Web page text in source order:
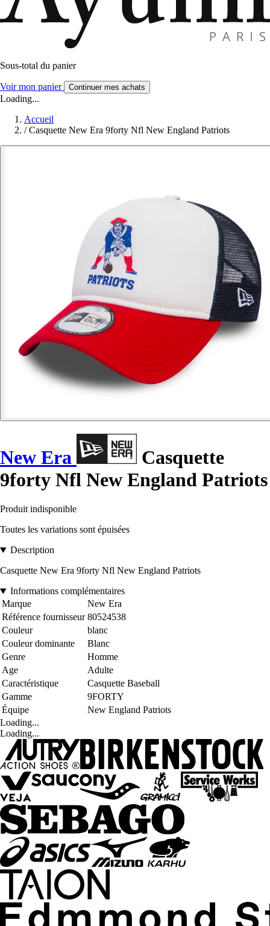
Sous-total du panier
Voir mon panier Continuer mes achats
Loading...
Accueil
/ Casquette New Era 9forty Nfl New England Patriots
New Era
Casquette
9forty Nfl New England Patriots
Produit indisponible
Toutes les variations sont épuisées
Description
Casquette New Era 9forty Nfl New England Patriots
Informations complémentaires
Marque
New Era
Référence fournisseur 80524538
Couleur
blanc
Couleur dominante
Blanc
Genre
Homme
Age
Adulte
Caractéristique
Casquette Baseball
Gamme
9FORTY
Équipe
New England Patriots
Loading...
Loading...